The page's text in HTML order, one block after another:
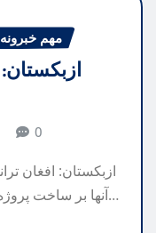
مهم خبرونه
0
آنها بر ساخت پروژه افغان ترانس تاکید کردند و گفتند که…